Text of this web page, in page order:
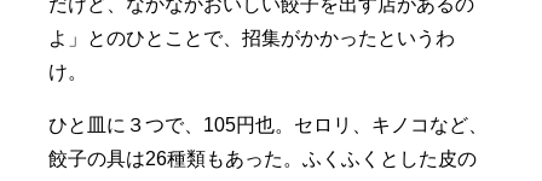
だけど、なかなかおいしい餃子を出す店があるの
よ」とのひとことで、招集がかかったというわ
け。
ひと皿に３つで、105円也。セロリ、キノコなど、
餃子の具は26種類もあった。ふくふくとした皮の